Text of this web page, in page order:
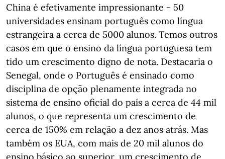
China é efetivamente impressionante - 50
universidades ensinam português como língua
estrangeira a cerca de 5000 alunos. Temos outros
casos em que o ensino da língua portuguesa tem
tido um crescimento digno de nota. Destacaria o
Senegal, onde o Português é ensinado como
disciplina de opção plenamente integrada no
sistema de ensino oficial do país a cerca de 44 mil
alunos, o que representa um crescimento de
cerca de 150% em relação a dez anos atrás. Mas
também os EUA, com mais de 20 mil alunos do